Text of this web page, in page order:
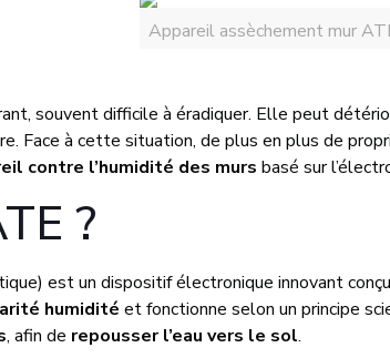
Appareil assèchement mur
souvent difficile à éradiquer. Elle peut
Face à cette situation, de plus en plus de
contre l’humidité des murs basé sur
?
est un dispositif électronique innovant
humidité et fonctionne selon un principe
, afin de repousser l’eau vers le sol.